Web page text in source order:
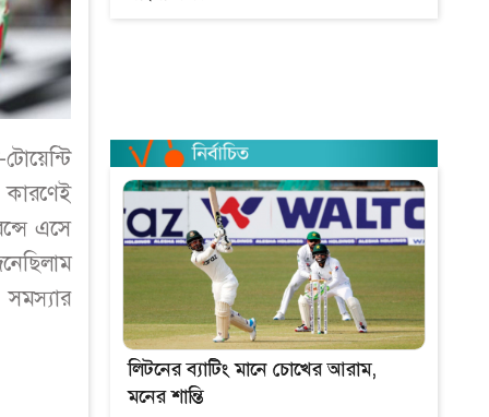
এসে
লিটনের ব্যাটিং মানে চোখের আরাম,
মনের শান্তি